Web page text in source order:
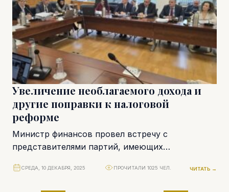
Увеличение необлагаемого дохода и
другие поправки к налоговой
реформе
Министр финансов провел встречу с
представителями партий, имеющих
предлагаемые ими поправки к налоговой
СРЕДА, 10 ДЕКАБРЯ, 2025 ПРОЧИТАЛИ 1025 ЧЕЛ. ЧИТАТЬ →